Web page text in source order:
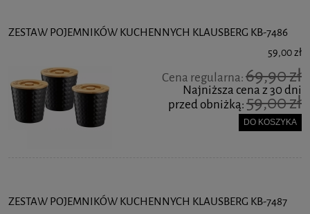
ZESTAW POJEMNIKÓW KUCHENNYCH KLAUSBERG KB-7486
59,00 zł
Cena regularna:69,90 zł
Najniższa cena z 30 dni
przed obniżką:59,00 zł
DO KOSZYKA
ZESTAW POJEMNIKÓW KUCHENNYCH KLAUSBERG KB-7487